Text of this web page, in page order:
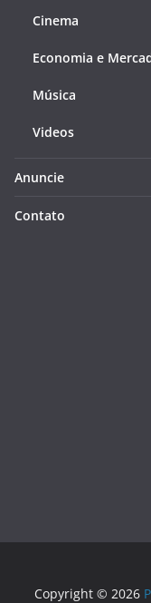
Cinema
Economia e
Música
Videos
Anuncie
Contato
Copyright © 2026